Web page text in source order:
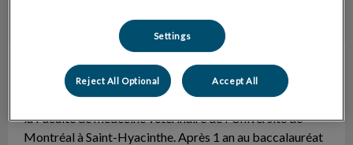
MarianeÉtudiante en médecine vétérinaire
Native de Joliette, Mariane est présentement étudiante à
la Faculté de médecine vétérinaire de l'Université de
Montréal à Saint-Hyacinthe. Après 1 an au baccalauréat
Settings
Reject All Optional Accept All